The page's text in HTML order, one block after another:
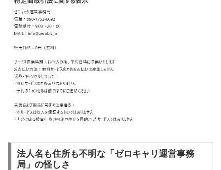
法人名も住所も不明な「ゼロキャリ運営事務
局」の怪しさ